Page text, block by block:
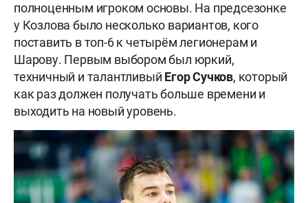
полноценным игроком основы. На предсезонке
у Козлова было несколько вариантов, кого
поставить в топ-6 к четырём легионерам и
Шарову. Первым выбором был юркий,
техничный и талантливый Егор Сучков, который
как раз должен получать больше времени и
выходить на новый уровень.